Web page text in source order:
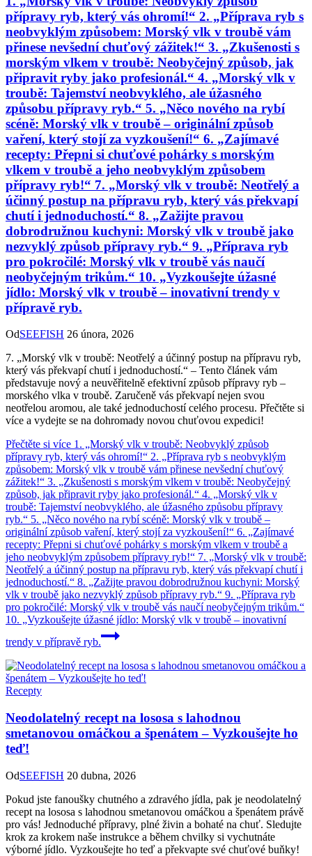
přípravy ryb, který vás ohromí!“ 2. „Příprava ryb s
neobvyklým způsobem: Morský vlk v troubě vám
přinese nevšední chuťový zážitek!“ 3. „Zkušenosti s
morským vlkem v troubě: Neobyčejný způsob, jak
připravit ryby jako profesionál.“ 4. „Morský vlk v
troubě: Tajemství neobvyklého, ale úžasného
způsobu přípravy ryb.“ 5. „Něco nového na rybí
scéně: Morský vlk v troubě – originální způsob
vaření, který stojí za vyzkoušení!“ 6. „Zajímavé
recepty: Přepni si chuťové pohárky s morským
vlkem v troubě a jeho neobvyklým způsobem
přípravy ryb!“ 7. „Morský vlk v troubě: Neotřelý a
účinný postup na přípravu ryb, který vás překvapí
chutí i jednoduchostí.“ 8. „Zažijte pravou
dobrodružnou kuchyni: Morský vlk v troubě jako
nezvyklý způsob přípravy ryb.“ 9. „Příprava ryb
pro pokročilé: Morský vlk v troubě vás naučí
neobyčejným trikům.“ 10. „Vyzkoušejte úžasné
jídlo: Morský vlk v troubě – inovativní trendy v
přípravě ryb.
OdSEEFISH 26 února, 2026
7. „Morský vlk v troubě: Neotřelý a účinný postup na přípravu ryb,
který vás překvapí chutí i jednoduchostí.“ – Tento článek vám
představuje nový a neuvěřitelně efektivní způsob přípravy ryb –
morského vlka v troubě. Zaručeně vás překvapí nejen svou
neotřelou aromou, ale také jednoduchostí celého procesu. Přečtěte si
více a vydejte se na dohromady novou chuťovou expedici!
Přečtěte si více 1. „Morský vlk v troubě: Neobvyklý způsob
přípravy ryb, který vás ohromí!“ 2. „Příprava ryb s neobvyklým
způsobem: Morský vlk v troubě vám přinese nevšední chuťový
zážitek!“ 3. „Zkušenosti s morským vlkem v troubě: Neobyčejný
způsob, jak připravit ryby jako profesionál.“ 4. „Morský vlk v
troubě: Tajemství neobvyklého, ale úžasného způsobu přípravy
ryb.“ 5. „Něco nového na rybí scéně: Morský vlk v troubě –
originální způsob vaření, který stojí za vyzkoušení!“ 6. „Zajímavé
recepty: Přepni si chuťové pohárky s morským vlkem v troubě a
jeho neobvyklým způsobem přípravy ryb!“ 7. „Morský vlk v troubě:
Neotřelý a účinný postup na přípravu ryb, který vás překvapí chutí i
jednoduchostí.“ 8. „Zažijte pravou dobrodružnou kuchyni: Morský
vlk v troubě jako nezvyklý způsob přípravy ryb.“ 9. „Příprava ryb
pro pokročilé: Morský vlk v troubě vás naučí neobyčejným trikům.“
10. „Vyzkoušejte úžasné jídlo: Morský vlk v troubě – inovativní
trendy v přípravě ryb.
Recepty
Neodolatelný recept na lososa s lahodnou
smetanovou omáčkou a špenátem – Vyzkoušejte ho
teď!
OdSEEFISH 20 dubna, 2026
Pokud jste fanoušky chutného a zdravého jídla, pak je neodolatelný
recept na lososa s lahodnou smetanovou omáčkou a špenátem právě
pro vás! Jednoduché přípravy, plné živin a bohaté na chuť. Sledujte
krok za krokem naše instrukce a během chvilky si vychutnáte
výborné jídlo. Vyzkoušejte ho teď a překvapte své chuťové buňky!